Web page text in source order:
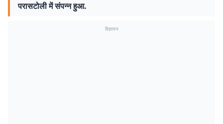
परासटोली में संपन्न हुआ.
विज्ञापन